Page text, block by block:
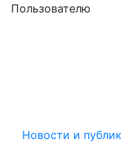
Пользователю
Новости и